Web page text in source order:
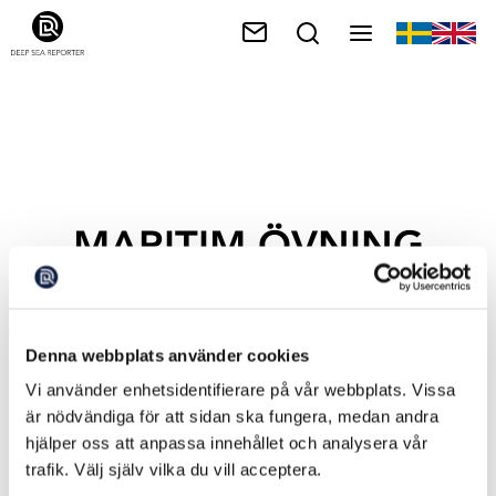
Denna webbplats använder cookies
Vi använder enhetsidentifierare på vår webbplats. Vissa
är nödvändiga för att sidan ska fungera, medan andra
hjälper oss att anpassa innehållet och analysera vår
trafik. Välj själv vilka du vill acceptera.
MARITIM ÖVNING